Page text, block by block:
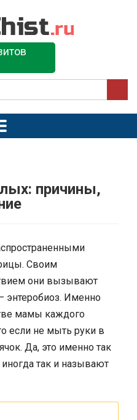
причины,
Своим
они вызывают
энтеробиоз. Именно
мамы каждого
если не мыть руки в
Да, это именно так
так и называют